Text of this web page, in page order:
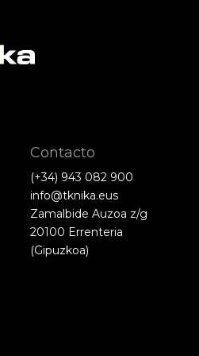
Contacto
(+34) 943 082 900
info@tknika.eus
Zamalbide Auzoa z/g
20100 Errenteria
(Gipuzkoa)